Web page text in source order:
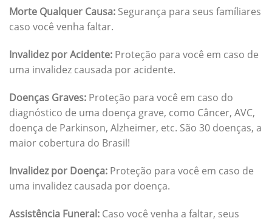
Morte Qualquer Causa: Segurança para seus famíliares
caso você venha faltar.
Invalidez por Acidente: Proteção para você em caso de
uma invalidez causada por acidente.
Doenças Graves: Proteção para você em caso do
diagnóstico de uma doença grave, como Câncer, AVC,
doença de Parkinson, Alzheimer, etc. São 30 doenças, a
maior cobertura do Brasil!
Invalidez por Doença: Proteção para você em caso de
uma invalidez causada por doença.
Assistência Funeral: Caso você venha a faltar, seus